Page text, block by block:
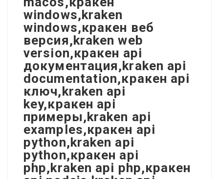
windows,kraken
windows,кракен веб
версия,kraken web
version,кракен api
документация,kraken api
documentation,кракен api
ключ,kraken api
key,кракен api
примеры,kraken api
examples,кракен api
python,kraken api
python,кракен api
php,kraken api php,кракен